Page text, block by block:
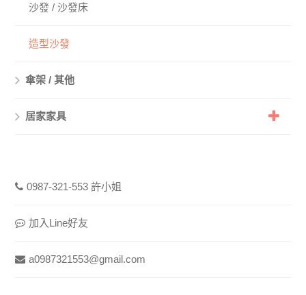
沙發 / 沙發床
造型沙發
傘架 / 其他
居家家具
0987-321-553 許小姐
加入Line好友
a0987321553@gmail.com